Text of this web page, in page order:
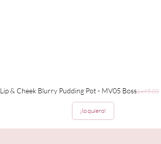
Lip & Cheek Blurry Pudding Pot - MV05 BossPrecio
$465.00
¡lo quiero!